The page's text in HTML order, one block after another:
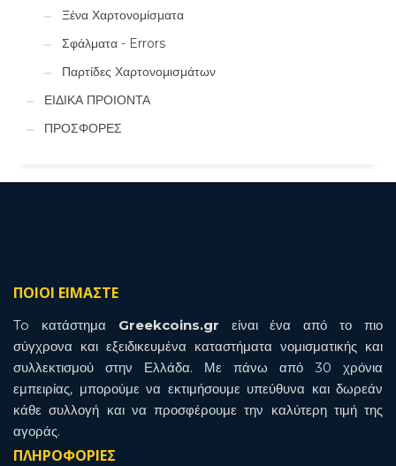
Ξένα Χαρτονομίσματα
Σφάλματα - Errors
Παρτίδες Χαρτονομισμάτων
ΕΙΔΙΚΑ ΠΡΟΙΟΝΤΑ
ΠΡΟΣΦΟΡΕΣ
ΠΟΙΟΙ ΕΙΜΑΣΤΕ
To κατάστημα Greekcoins.gr είναι ένα από το πιο
σύγχρονα και εξειδικευμένα καταστήματα νομισματικής και
συλλεκτισμού στην Ελλάδα. Με πάνω από 30 χρόνια
εμπειρίας, μπορούμε να εκτιμήσουμε υπεύθυνα και δωρεάν
κάθε συλλογή και να προσφέρουμε την καλύτερη τιμή της
αγοράς.
ΠΛΗΡΟΦΟΡΙΕΣ